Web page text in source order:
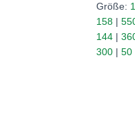
Größe:
158 |
144 |
300 | 50